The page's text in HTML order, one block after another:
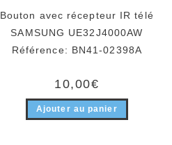
Bouton avec récepteur IR télé
SAMSUNG UE32J4000AW
Référence: BN41-02398A
10,00€
Ajouter au panier